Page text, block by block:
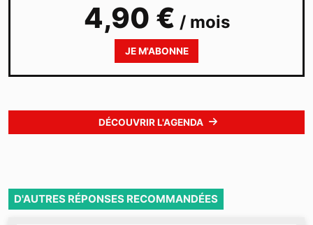
4,90 € / mois
JE M'ABONNE
DÉCOUVRIR L'AGENDA
D'AUTRES RÉPONSES RECOMMANDÉES